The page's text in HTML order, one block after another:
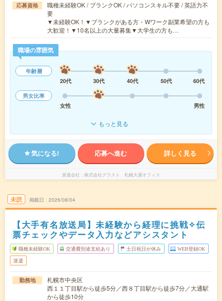
応募資格
職種未経験OK / ブランクOK / パソコンスキル不要 / 英語力不
要
▼未経験OK！▼ブランクがある方・Wワーク副業希望の方も
大歓迎！▼10名以上の大量募集▼大学生の方も…
職場の雰囲気
年齢層
20代
30代 40代 50代
60代
男女比率
女性
男性
もっと見る
気になる! 応募へ進む 詳しく見る
派遣会社 株式会社グラスト 札幌大通オフィス
未読 掲載日 2026/08/04
【大手有名放送局】未経験から経理に挑戦✧伝
票チェックやデータ入力などアシスタント
職種未経験OK 交通費別途支給あり 土日祝日が休み WEB登録OK
派遣
勤務地
札幌市中央区
西１１丁目駅から徒歩5分／西８丁目駅から徒歩7分／大通駅
から徒歩10分